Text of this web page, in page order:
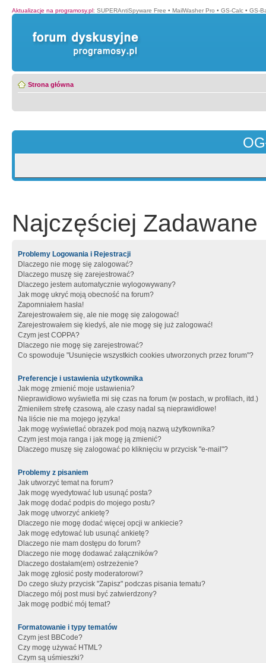
Aktualizacje na programosy.pl: SUPERAntiSpyware Free • MailWasher Pro • GS-Calc • GS-
Strona główna
Najczęściej Zadawane
Problemy Logowania i Rejestracji
Dlaczego nie mogę się zalogować?
Dlaczego muszę się zarejestrować?
Dlaczego jestem automatycznie wylogowywany?
Jak mogę ukryć moją obecność na forum?
Zapomniałem hasła!
Zarejestrowałem się, ale nie mogę się zalogować!
Zarejestrowałem się kiedyś, ale nie mogę się już zalogować!
Czym jest COPPA?
Dlaczego nie mogę się zarejestrować?
Co spowoduje "Usunięcie wszystkich cookies utworzonych przez forum"?
Preferencje i ustawienia użytkownika
Jak mogę zmienić moje ustawienia?
Nieprawidłowo wyświetla mi się czas na forum (w postach, w profilach, itd.)
Zmieniłem strefę czasową, ale czasy nadal są nieprawidłowe!
Na liście nie ma mojego języka!
Jak mogę wyświetlać obrazek pod moją nazwą użytkownika?
Czym jest moja ranga i jak mogę ją zmienić?
Dlaczego muszę się zalogować po kliknięciu w przycisk "e-mail"?
Problemy z pisaniem
Jak utworzyć temat na forum?
Jak mogę wyedytować lub usunąć posta?
Jak mogę dodać podpis do mojego postu?
Jak mogę utworzyć ankietę?
Dlaczego nie mogę dodać więcej opcji w ankiecie?
Jak mogę edytować lub usunąć ankietę?
Dlaczego nie mam dostępu do forum?
Dlaczego nie mogę dodawać załączników?
Dlaczego dostałam(em) ostrzeżenie?
Jak mogę zgłosić posty moderatorowi?
Do czego służy przycisk "Zapisz" podczas pisania tematu?
Dlaczego mój post musi być zatwierdzony?
Jak mogę podbić mój temat?
Formatowanie i typy tematów
Czym jest BBCode?
Czy mogę używać HTML?
Czym są uśmieszki?